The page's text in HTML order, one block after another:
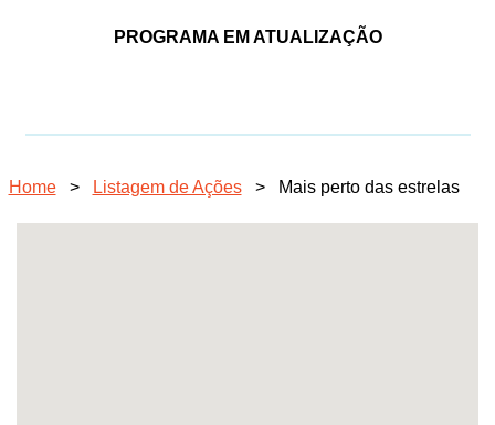
PROGRAMA EM ATUALIZAÇÃO
Home > Listagem de Ações > Mais perto das estrelas